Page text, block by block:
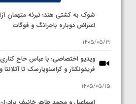
شوک به کشتی هند؛ تبرئه متهمان
اعتراض دوباره باجرانگ و فوگات
1405/05/19
ویدیو اختصاصی؛ با عباس حاج کناری
فریدونکنار و کراسنویارسک تا آتلانتا
1405/05/15